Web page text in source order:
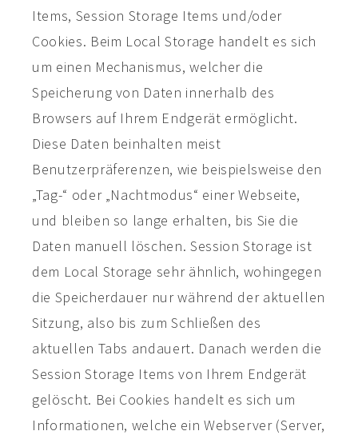
Items, Session Storage Items und/oder
Cookies. Beim Local Storage handelt es sich
um einen Mechanismus, welcher die
Speicherung von Daten innerhalb des
Browsers auf Ihrem Endgerät ermöglicht.
Diese Daten beinhalten meist
Benutzerpräferenzen, wie beispielsweise den
„Tag-“ oder „Nachtmodus“ einer Webseite,
und bleiben so lange erhalten, bis Sie die
Daten manuell löschen. Session Storage ist
dem Local Storage sehr ähnlich, wohingegen
die Speicherdauer nur während der aktuellen
Sitzung, also bis zum Schließen des
aktuellen Tabs andauert. Danach werden die
Session Storage Items von Ihrem Endgerät
gelöscht. Bei Cookies handelt es sich um
Informationen, welche ein Webserver (Server,